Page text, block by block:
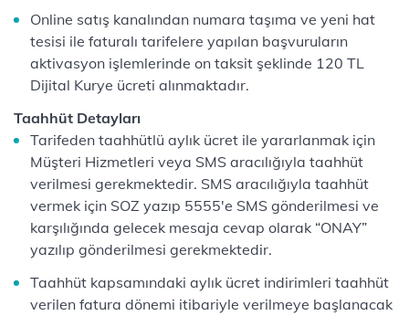
Online satış kanalından numara taşıma ve yeni hat
tesisi ile faturalı tarifelere yapılan başvuruların
aktivasyon işlemlerinde on taksit şeklinde 120 TL
Dijital Kurye ücreti alınmaktadır.
Taahhüt Detayları
Tarifeden taahhütlü aylık ücret ile yararlanmak için
Müşteri Hizmetleri veya SMS aracılığıyla taahhüt
verilmesi gerekmektedir. SMS aracılığıyla taahhüt
vermek için SOZ yazıp 5555'e SMS gönderilmesi ve
karşılığında gelecek mesaja cevap olarak “ONAY”
yazılıp gönderilmesi gerekmektedir.
Taahhüt kapsamındaki aylık ücret indirimleri taahhüt
verilen fatura dönemi itibariyle verilmeye başlanacak